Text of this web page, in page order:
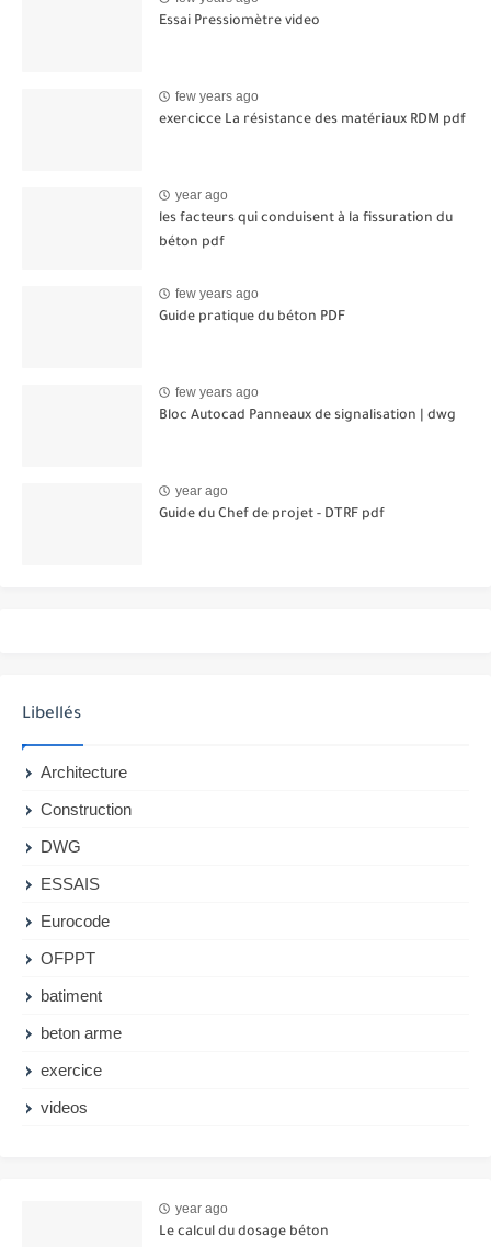
Essai Pressiomètre video
few years ago
exercicce La résistance des matériaux RDM pdf
year ago
les facteurs qui conduisent à la fissuration du
béton pdf
few years ago
Guide pratique du béton PDF
few years ago
Bloc Autocad Panneaux de signalisation | dwg
year ago
Guide du Chef de projet - DTRF pdf
Libellés
Architecture
Construction
DWG
ESSAIS
Eurocode
OFPPT
batiment
beton arme
exercice
videos
year ago
Le calcul du dosage béton